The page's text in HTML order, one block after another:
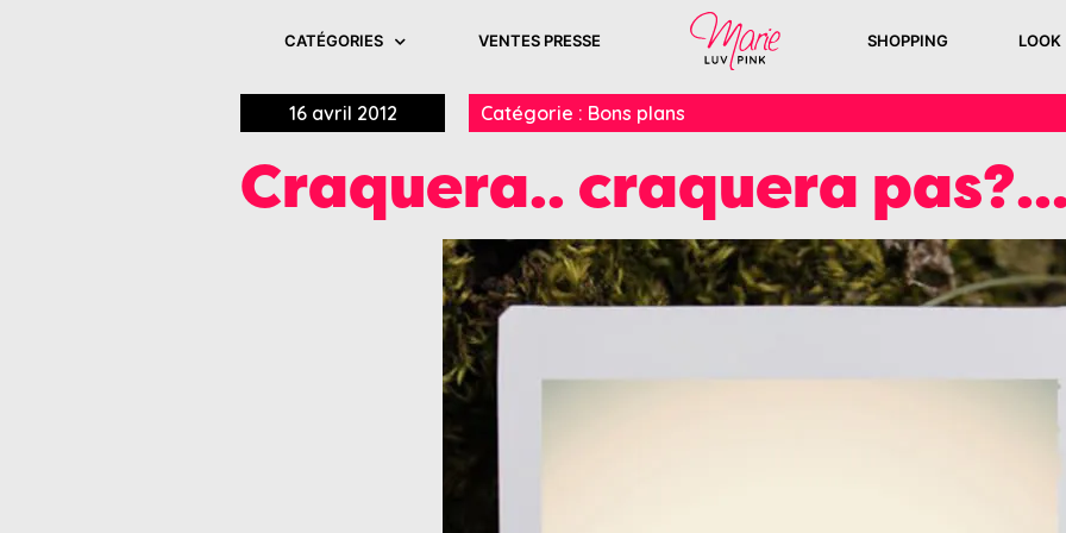
CATÉGORIES VENTES PRESSE SHOPPING LOOK
16 avril 2012 Catégorie : Bons plans
Craquera.. craquera